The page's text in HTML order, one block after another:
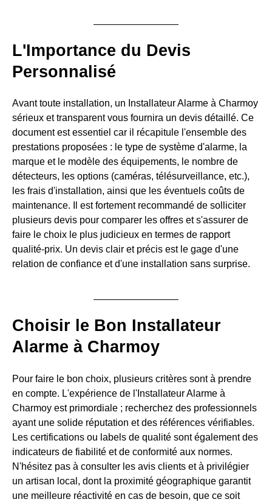
L'Importance du Devis
Personnalisé
Avant toute installation, un Installateur Alarme à Charmoy
sérieux et transparent vous fournira un devis détaillé. Ce
document est essentiel car il récapitule l'ensemble des
prestations proposées : le type de système d'alarme, la
marque et le modèle des équipements, le nombre de
détecteurs, les options (caméras, télésurveillance, etc.),
les frais d'installation, ainsi que les éventuels coûts de
maintenance. Il est fortement recommandé de solliciter
plusieurs devis pour comparer les offres et s'assurer de
faire le choix le plus judicieux en termes de rapport
qualité-prix. Un devis clair et précis est le gage d'une
relation de confiance et d'une installation sans surprise.
Choisir le Bon Installateur
Alarme à Charmoy
Pour faire le bon choix, plusieurs critères sont à prendre
en compte. L'expérience de l'Installateur Alarme à
Charmoy est primordiale ; recherchez des professionnels
ayant une solide réputation et des références vérifiables.
Les certifications ou labels de qualité sont également des
indicateurs de fiabilité et de conformité aux normes.
N'hésitez pas à consulter les avis clients et à privilégier
un artisan local, dont la proximité géographique garantit
une meilleure réactivité en cas de besoin, que ce soit